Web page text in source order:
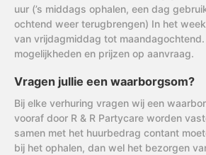
uur (’s middags ophalen, een dag
ochtend weer terugbrengen) In het
van vrijdagmiddag tot
mogelijkheden en prijzen op aanvraag.
Vragen jullie een waarborgsom?
Bij elke verhuring vragen wij een
vooraf door R & R Partycare worden
samen met het huurbedrag contant
bij het ophalen, dan wel het bezorgen